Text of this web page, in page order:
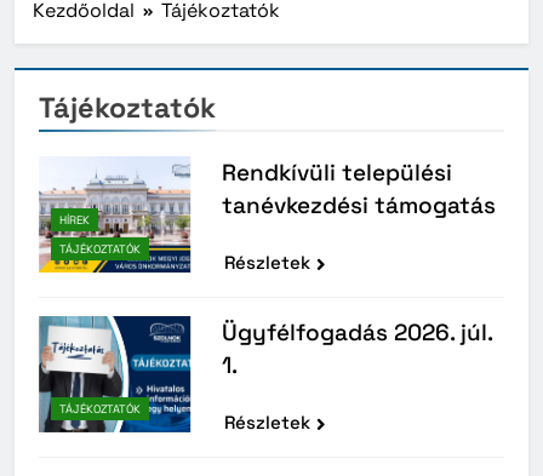
Kezdőoldal Tájékoztatók
Tájékoztatók
HÍREK
TÁJÉKOZTATÓK
Rendkívüli települési
tanévkezdési támogatás
Részletek
TÁJÉKOZTATÓK
Ügyfélfogadás 2026. júl.
1.
Részletek